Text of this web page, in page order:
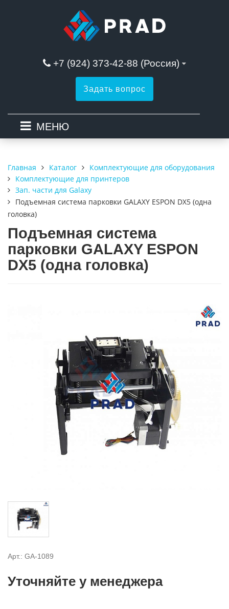
+7 (924) 373-42-88 (Россия)
Задать вопрос
МЕНЮ
Главная Каталог
Комплектующие для оборудования
Комплектующие для принтеров
Зап. части для Galaxy
Подъемная система парковки GALAXY ESPON DX5 (одна
головка)
Подъемная система
парковки GALAXY ESPON
DX5 (одна головка)
Арт.: GA-1089
Уточняйте у менеджера